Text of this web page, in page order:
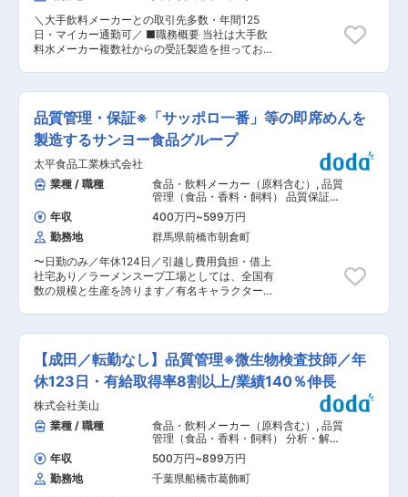
やマッチなど、時代に合わせた商品を生み出し続
けています。 ・「安全・安心・健康」をテーマに
した製品の製造・販売を幅広く展開しています。
＼あなたが手掛けた商品が全国に届きます！／ ・
・そのうえで、全国各地のスーパーやコンビニな
どにあなたが手掛けた商品が届きます。 ・日本の
を感じられることも魅力のお仕事です。 変更の範
囲：会社の定める業務
※ご入社後は研修や先輩社員のOJT指導で丁寧に
サポート致します。 ■配属先の組織体制： 配属
先…徳島工場・品質保証課 現在本社工場に約11名
(女性6名/男性5名)の品質管理担当が在籍。20
代〜40代の社員が活躍しております。文系出身・
物理や化学の知識がなくとも方でもご安心くださ
い ■勤務体系： 2交替制で実質7時〜19時、19
時〜7時勤務が多いです。 ※1年単位の変形労働時
間制を採用（4月：7時間50分／5月〜12月：9時
間10分／1月：7時間10分／2月：7時間50分と8
時間／3月：7時間40分）上記超過時間分は残業
扱いとなり割増賃金が全額支払われます ※２交替
勤務ですが、4日出勤し2日休みなので通常より勤
務が1日短く、実質年間休日は125日！ ■当社の特
徴： 飲料水メーカーとして、お茶やスポーツドリ
ンク、サイダーなどの自社ブランド商品の製造販
売をしている当社。1972年より缶コーヒーの製造
を開始、1987年には日本初となる350ml缶コーヒ
の礎を築きました。また、飲料受託製造として
は、大手飲料水メーカーの製造を担っており、そ
工場では2026年に新ライン立ち上げなど設備投
資を積極的に行っています 変更の範囲：会社の定
める業務
＼大手飲料メーカーとの取引先多数・年間125
日・マイカー通勤可／ ■職務概要 当社は大手飲
料水メーカー複数社からの受託製造を担ってお
兵庫県神崎郡神河町にある、本社第二工場におい
て“製造ラインの品質管理業務”をお任せ致します
■職務内容 誰でも知っているペットボトル飲料水
の品質を担保する仕事なので、やりがいと責任感
を感じられるお仕事です。 ＜具体的には＞ ・水
質検査 ・原材料確認 ・内用液の検査 ・ラベル・
キャップ等の外観検査など ※製造課と連携しなが
ら、サンプル抽出・調合・殺菌等の各工程毎に測
定機器を用いて検査をし、適正値か確認をして行
くイメージです。 ※製造スタッフ約9名+品質管理
担当1名の計10名で一つの班となり、業務を行っ
て頂きます。 ※ご入社後は研修や先輩社員のOJT
指導で丁寧にサポート致します。 ■配属先の組織
体制： 配属先…本社第二工場・品質保証課 現在本
社第二工場に約22名(女性7名/男性15名)の品質管
理担当が在籍。20代〜40代の社員が活躍してお
の経験や、学校での物理や化学の知識がなくとも
方でもご安心ください ■勤務体系： 2交替制で実
質7時〜19時、19時〜7時勤務が多いです。 ※1年
単位の変形労働時間制を採用（4月：7時間50分
／５月〜12月：9時間10分／1月：7時間10分／2
月：7時間50分と8時間／3月：7時間40分）上記
超過時間分は残業扱いとなり割増賃金が全額支払
われます ※２交替勤務ですが、4日出勤し2日休み
なので通常より勤務が1日短く、実質年間休日は
125日！ ■当社の特徴： 飲料水メーカーとして、
品質管理・保証※「サッポロ一番」等の即席めんを
製造するサンヨー食品グループ
太平食品工業株式会社
業種 / 職種
食品・飲料メーカー（原料含む） , 品質
管理（食品・香料・飼料） 品質保証・
監査（食品・香料・飼料） 分析・解
析・測定・各種評価試験（食品・香
料・飼料）
年収 400万円~599万円
勤務地
群馬県前橋市朝倉町
〜日勤のみ／年休124日／引越し費用負担・借上
社宅あり／ラーメンスープ工場としては、全国有
数の規模と生産を誇ります／有名キャラクターと
■業務内容： ・食品の検査、分析 ・工場内の衛
生管理 ・製品の規格書作成 ・一括表示の作成 ・
クレームの原因調査 ・従業員への衛生指導、教育
・工場監査、各種マニュアルやルールの策定 な
ど ※基本土日休みですが、11月の繁忙期に週6勤
務となり、その分夏に3連休にカレンダー上で計
画を組んでおります。（年に3〜4回入れ替えを行
っております） ■配属部署： 15名が在籍してお
ります。 ■コラボ商品の魅力： 有名キャラクタ
ーとのタイアップ商品やキャンペーンなど魅力的
な商品を多数展開しております。 ■やりがい：
【成田／転勤なし】品質管理※微生物検査技師／年
休123日・有給取得率8割以上/業績140％伸長
株式会社美山
業種 / 職種
食品・飲料メーカー（原料含む） , 品質
管理（食品・香料・飼料） 分析・解
析・測定・各種評価試験（食品・香
料・飼料）
年収 500万円~899万円
勤務地
千葉県船橋市葛飾町